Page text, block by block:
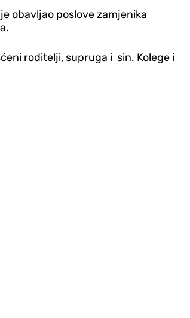
obavljao poslove zamjenika
roditelji, supruga i sin. Kolege i